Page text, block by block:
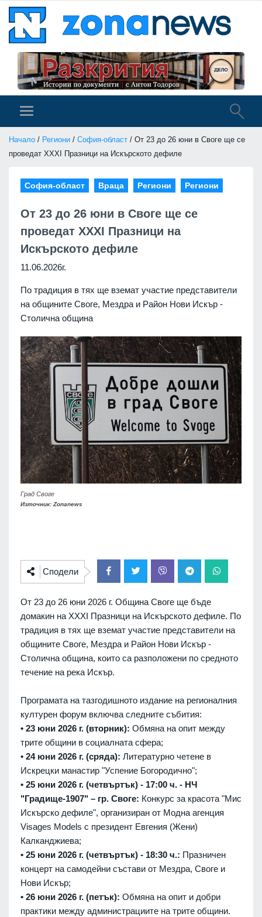
Начало / Региони / София-област / От 23 до 26 юни в Своге ще се
проведат XXXI Празници на Искърското дефиле
София-област Враца Региони Региони
От 23 до 26 юни в Своге ще се
проведат XXXI Празници на
Искърското дефиле
11.06.2026г.
По традиция в тях ще вземат участие представители
на общините Своге, Мездра и Район Нови Искър -
Столична община
Град Своге
Източник: Zonanews
Сподели
От 23 до 26 юни 2026 г. Община Своге ще бъде
домакин на XXXI Празници на Искърското дефиле. По
традиция в тях ще вземат участие представители на
общините Своге, Мездра и Район Нови Искър -
Столична община, които са разположени по средното
течение на река Искър.
Програмата на тазгодишното издание на регионалния
културен форум включва следните събития:
• 23 юни 2026 г. (вторник): Обмяна на опит между
трите общини в социалната сфера;
• 24 юни 2026 г. (сряда): Литературно четене в
Искрецки манастир "Успение Богородично";
• 25 юни 2026 г. (четвъртък) - 17:00 ч. - НЧ
"Градище-1907" – гр. Своге: Конкурс за красота "Мис
Искърско дефиле", организиран от Модна агенция
Visages Models с президент Евгения (Жени)
Калканджиева;
• 25 юни 2026 г. (четвъртък) - 18:30 ч.: Празничен
концерт на самодейни състави от Мездра, Своге и
Нови Искър;
• 26 юни 2026 г. (петък): Обмяна на опит и добри
практики между администрациите на трите общини.